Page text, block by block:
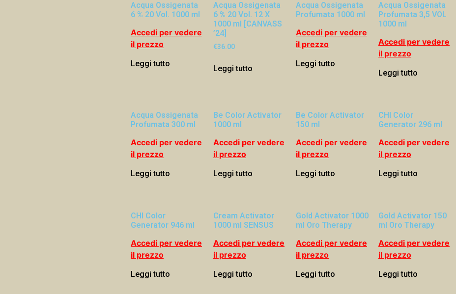
Acqua Ossigenata
6 % 20 Vol. 1000 ml
Accedi per vedere
il prezzo
Leggi tutto
Acqua Ossigenata
6 % 20 Vol. 12 X
1000 ml [CANVASS
’24]
€36.00
Leggi tutto
Acqua Ossigenata
Profumata 1000 ml
Accedi per vedere
il prezzo
Leggi tutto
Acqua Ossigenata
Profumata 3,5 VOL
1000 ml
Accedi per vedere
il prezzo
Leggi tutto
Acqua Ossigenata
Profumata 300 ml
Accedi per vedere
il prezzo
Leggi tutto
Be Color Activator
1000 ml
Accedi per vedere
il prezzo
Leggi tutto
Be Color Activator
150 ml
Accedi per vedere
il prezzo
Leggi tutto
CHI Color
Generator 296 ml
Accedi per vedere
il prezzo
Leggi tutto
CHI Color
Generator 946 ml
Accedi per vedere
il prezzo
Leggi tutto
Cream Activator
1000 ml SENSUS
Accedi per vedere
il prezzo
Leggi tutto
Gold Activator 1000
ml Oro Therapy
Accedi per vedere
il prezzo
Leggi tutto
Gold Activator 150
ml Oro Therapy
Accedi per vedere
il prezzo
Leggi tutto